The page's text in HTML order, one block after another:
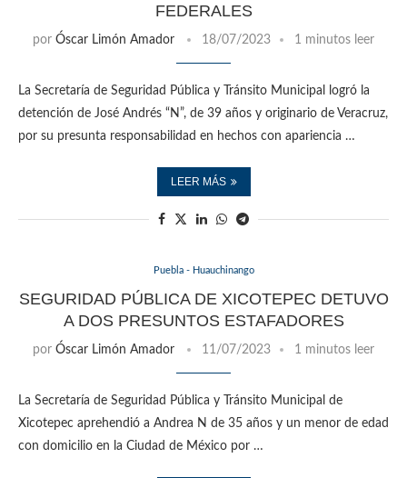
FEDERALES
por Óscar Limón Amador 18/07/2023 1 minutos leer
La Secretaría de Seguridad Pública y Tránsito Municipal logró la
detención de José Andrés “N”, de 39 años y originario de Veracruz,
por su presunta responsabilidad en hechos con apariencia …
LEER MÁS
Puebla - Huauchinango
SEGURIDAD PÚBLICA DE XICOTEPEC DETUVO
A DOS PRESUNTOS ESTAFADORES
por Óscar Limón Amador 11/07/2023 1 minutos leer
La Secretaría de Seguridad Pública y Tránsito Municipal de
Xicotepec aprehendió a Andrea N de 35 años y un menor de edad
con domicilio en la Ciudad de México por …